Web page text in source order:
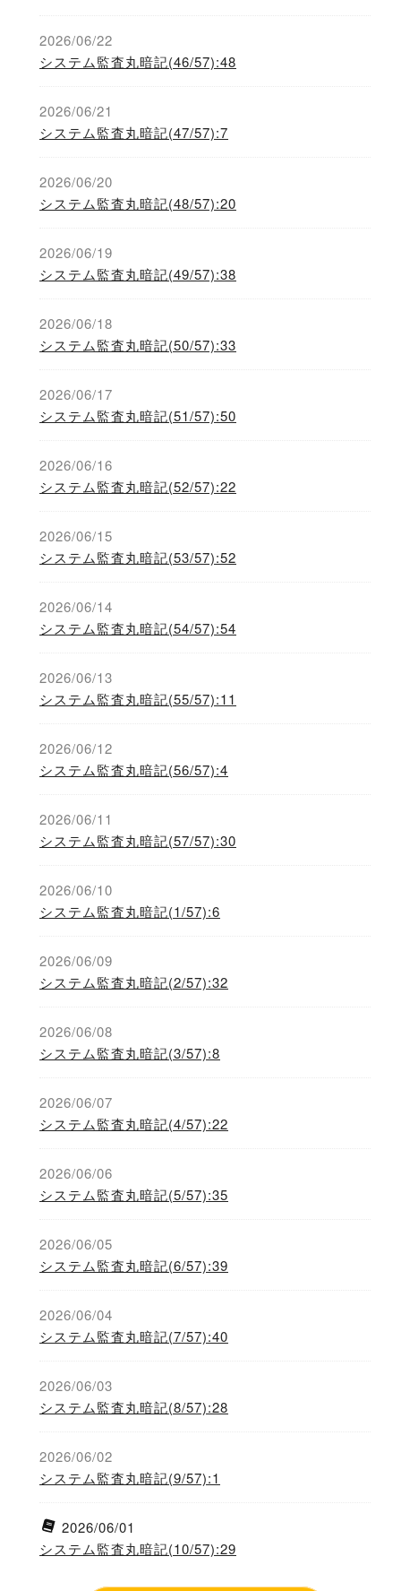
2026/06/22
システム監査丸暗記(46/57):48
2026/06/21
システム監査丸暗記(47/57):7
2026/06/20
システム監査丸暗記(48/57):20
2026/06/19
システム監査丸暗記(49/57):38
2026/06/18
システム監査丸暗記(50/57):33
2026/06/17
システム監査丸暗記(51/57):50
2026/06/16
システム監査丸暗記(52/57):22
2026/06/15
システム監査丸暗記(53/57):52
2026/06/14
システム監査丸暗記(54/57):54
2026/06/13
システム監査丸暗記(55/57):11
2026/06/12
システム監査丸暗記(56/57):4
2026/06/11
システム監査丸暗記(57/57):30
2026/06/10
システム監査丸暗記(1/57):6
2026/06/09
システム監査丸暗記(2/57):32
2026/06/08
システム監査丸暗記(3/57):8
2026/06/07
システム監査丸暗記(4/57):22
2026/06/06
システム監査丸暗記(5/57):35
2026/06/05
システム監査丸暗記(6/57):39
2026/06/04
システム監査丸暗記(7/57):40
2026/06/03
システム監査丸暗記(8/57):28
2026/06/02
システム監査丸暗記(9/57):1
2026/06/01
システム監査丸暗記(10/57):29